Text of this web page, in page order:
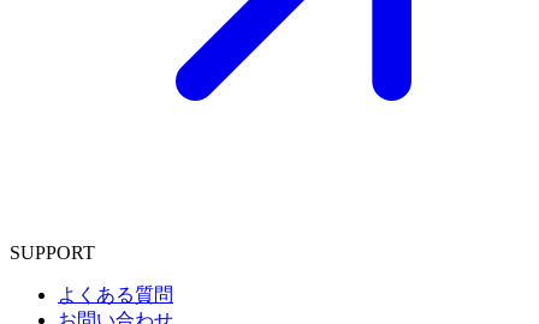
SUPPORT
よくある質問
お問い合わせ